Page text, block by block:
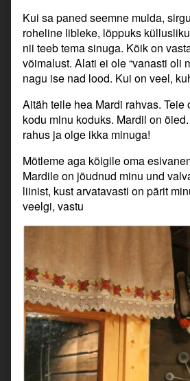
Kui sa paned seemne mulda,
roheline libleke, lõppuks
nii teeb tema sinuga. Kõik on
võimalust. Alati ei ole “vanasti oli
nagu ise nad lood. Kui on veel,
Aitäh teile hea Mardi rahvas.
kodu minu koduks. Mardil on
rahus ja olge ikka minuga!
Mõtleme aga kõigile oma
Mardile on jõudnud minu und
liinist, kust arvatavasti on pärit
veelgi, vastu